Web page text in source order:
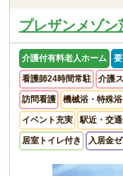
プレザンメゾン
介護付有料老人ホーム
看護師24時間常駐 介護
訪問看護 機械浴・特殊浴
イベント充実 駅近・交通
居室トイレ付き 入居金